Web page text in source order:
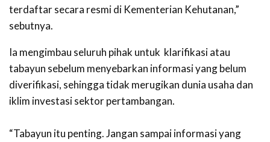
terdaftar secara resmi di Kementerian Kehutanan,”
sebutnya.
Ia mengimbau seluruh pihak untuk klarifikasi atau
tabayun sebelum menyebarkan informasi yang belum
diverifikasi, sehingga tidak merugikan dunia usaha dan
iklim investasi sektor pertambangan.
‎“Tabayun itu penting. Jangan sampai informasi yang